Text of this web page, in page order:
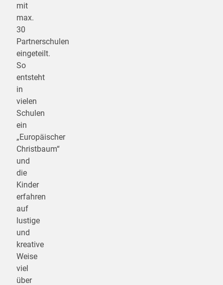
mit
max.
30
Partnerschulen
eingeteilt.
So
entsteht
in
vielen
Schulen
ein
„Europäischer
Christbaum“
und
die
Kinder
erfahren
auf
lustige
und
kreative
Weise
viel
über